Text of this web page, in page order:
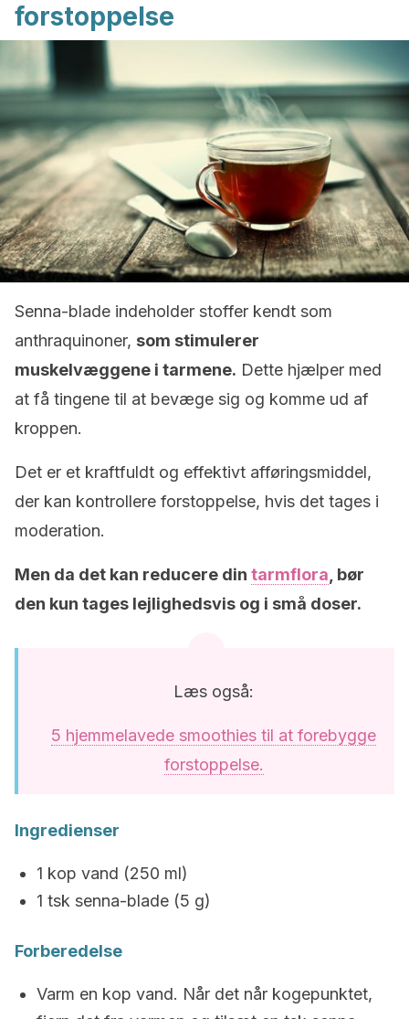
forstoppelse
Senna-blade indeholder stoffer kendt som
anthraquinoner, som stimulerer
muskelvæggene i tarmene. Dette hjælper med
at få tingene til at bevæge sig og komme ud af
kroppen.
Det er et kraftfuldt og effektivt afføringsmiddel,
der kan kontrollere forstoppelse, hvis det tages i
moderation.
Men da det kan reducere din tarmflora , bør
den kun tages lejlighedsvis og i små doser.
Læs også:
5 hjemmelavede smoothies til at forebygge
forstoppelse.
Ingredienser
1 kop vand (250 ml)
1 tsk senna-blade (5 g)
Forberedelse
Varm en kop vand. Når det når kogepunktet,